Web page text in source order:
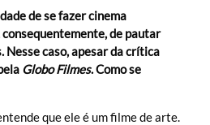
de se fazer cinema
de pautar
Nesse caso, apesar da crítica
Globo Filmes. Como se
que ele é um filme de arte.